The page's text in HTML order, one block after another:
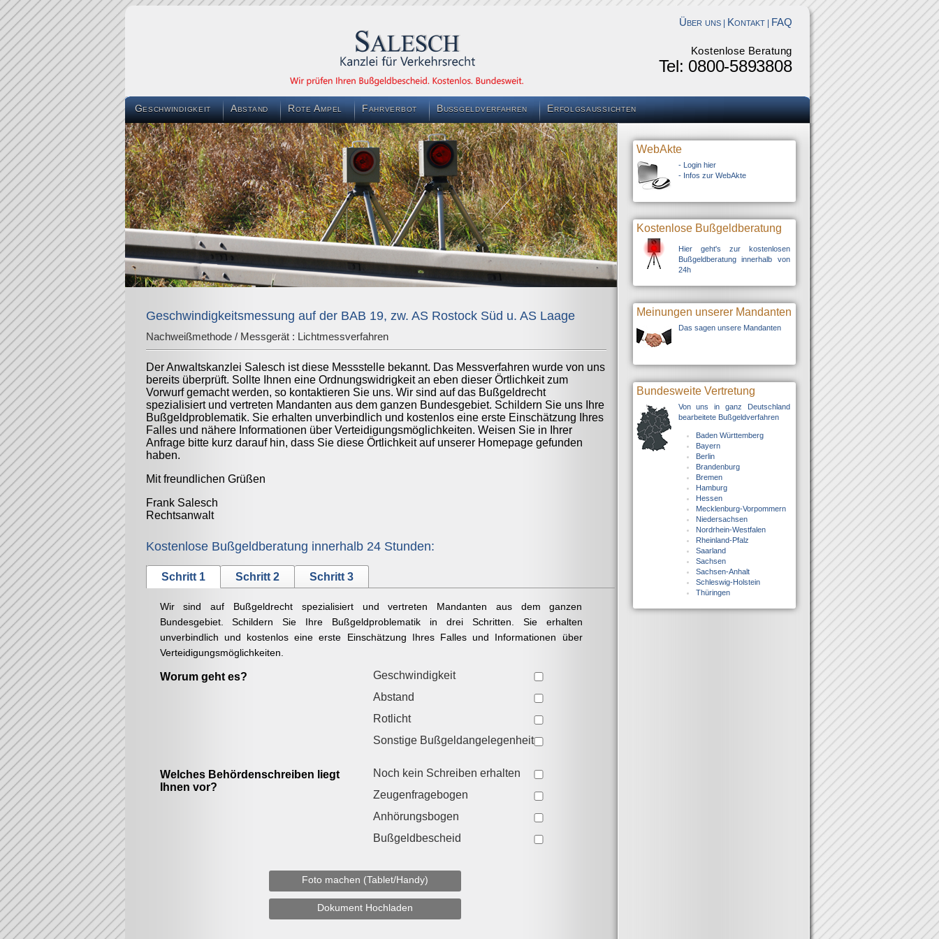
Über uns Kontakt FAQ
Kostenlose Beratung
Tel: 0800-5893808
Geschwindigkeit Abstand Rote Ampel Fahrverbot Bußgeldverfahren Erfolgsaussichten
WebAkte
- Login hier
- Infos zur WebAkte
Kostenlose Bußgeldberatung
Hier geht's zur kostenlosen
Bußgeldberatung innerhalb von
24h
Meinungen unserer Mandanten
Das sagen unsere Mandanten
Bundesweite Vertretung
Von uns in ganz Deutschland
bearbeitete Bußgeldverfahren
Baden Württemberg
Bayern
Berlin
Brandenburg
Bremen
Hamburg
Hessen
Mecklenburg-Vorpommern
Niedersachsen
Nordrhein-Westfalen
Rheinland-Pfalz
Saarland
Sachsen
Sachsen-Anhalt
Schleswig-Holstein
Thüringen
Geschwindigkeitsmessung auf der BAB 19, zw. AS Rostock Süd u. AS Laage
Nachweißmethode / Messgerät : Lichtmessverfahren
Der Anwaltskanzlei Salesch ist diese Messstelle bekannt. Das Messverfahren wurde von uns
bereits überprüft. Sollte Ihnen eine Ordnungswidrigkeit an eben dieser Örtlichkeit zum
Vorwurf gemacht werden, so kontaktieren Sie uns. Wir sind auf das Bußgeldrecht
spezialisiert und vertreten Mandanten aus dem ganzen Bundesgebiet. Schildern Sie uns Ihre
Bußgeldproblematik. Sie erhalten unverbindlich und kostenlos eine erste Einschätzung Ihres
Falles und nähere Informationen über Verteidigungsmöglichkeiten. Weisen Sie in Ihrer
Anfrage bitte kurz darauf hin, dass Sie diese Örtlichkeit auf unserer Homepage gefunden
haben.
Mit freundlichen Grüßen
Frank Salesch
Rechtsanwalt
Kostenlose Bußgeldberatung innerhalb 24 Stunden:
Schritt 1 Schritt 2 Schritt 3
Wir sind auf Bußgeldrecht spezialisiert und vertreten Mandanten aus dem ganzen
Bundesgebiet. Schildern Sie Ihre Bußgeldproblematik in drei Schritten. Sie erhalten
unverbindlich und kostenlos eine erste Einschätzung Ihres Falles und Informationen über
Verteidigungsmöglichkeiten.
Worum geht es?
Geschwindigkeit
Abstand
Rotlicht
Sonstige Bußgeldangelegenheit
Welches Behördenschreiben liegt
Ihnen vor?
Noch kein Schreiben erhalten
Zeugenfragebogen
Anhörungsbogen
Bußgeldbescheid
Foto machen (Tablet/Handy)
Dokument Hochladen